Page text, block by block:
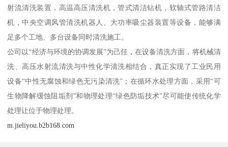
射流清洗装置，高温高压清洗机，管式清洁钻机，软轴式管路清洁
机，中央空调风管清洗机器人、大功率吸尘器装置等设备，能够满
足多个工地、多台设备同时清洗施工。
公司以“经济与环境的协调发展”为己任，在设备清洗方面，将机械清
洗、高压水射流清洗与中性化学清洗相结合，真正实现了工业民用
设备“中性无腐蚀和绿色无污染清洗”；在循环水处理方面，采用“可
生物降解缓蚀阻垢剂”和物理处理“绿色防垢技术”尽可能使传统化学
处理让位于物理处理。
m.jieliyou.b2b168.com